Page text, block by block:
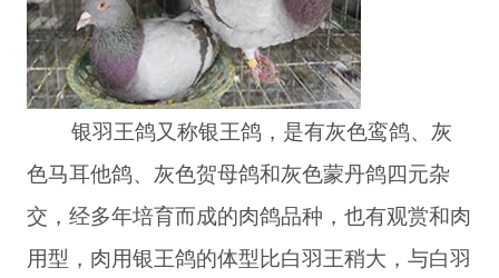
银羽王鸽又称银王鸽，是有灰色鸾鸽、灰
色马耳他鸽、灰色贺母鸽和灰色蒙丹鸽四元杂
交，经多年培育而成的肉鸽品种，也有观赏和肉
用型，肉用银王鸽的体型比白羽王稍大，与白羽